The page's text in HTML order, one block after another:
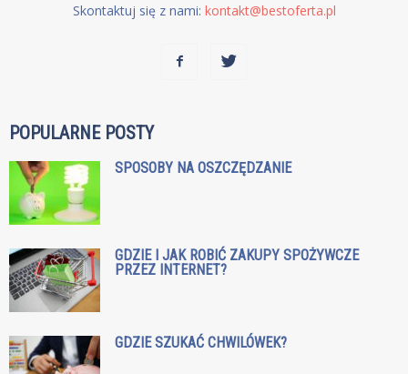
Skontaktuj się z nami: kontakt@bestoferta.pl
POPULARNE POSTY
SPOSOBY NA OSZCZĘDZANIE
GDZIE I JAK ROBIĆ ZAKUPY SPOŻYWCZE
PRZEZ INTERNET?
GDZIE SZUKAĆ CHWILÓWEK?